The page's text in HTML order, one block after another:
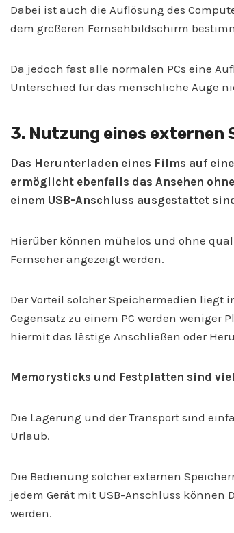
Dabei ist auch die Auflösung des
dem größeren Fernsehbildschirm
Da jedoch fast alle normalen PCs eine
Unterschied für das menschliche Auge
3. Nutzung eines externen
Das Herunterladen eines Films auf
ermöglicht ebenfalls das Ansehen
einem USB-Anschluss ausgestattet
Hierüber können mühelos und ohne
Fernseher angezeigt werden.
Der Vorteil solcher Speichermedien
Gegensatz zu einem PC werden
hiermit das lästige Anschließen oder
Memorysticks und Festplatten sind
Die Lagerung und der Transport sind
Urlaub.
Die Bedienung solcher externen
jedem Gerät mit USB-Anschluss können
werden.